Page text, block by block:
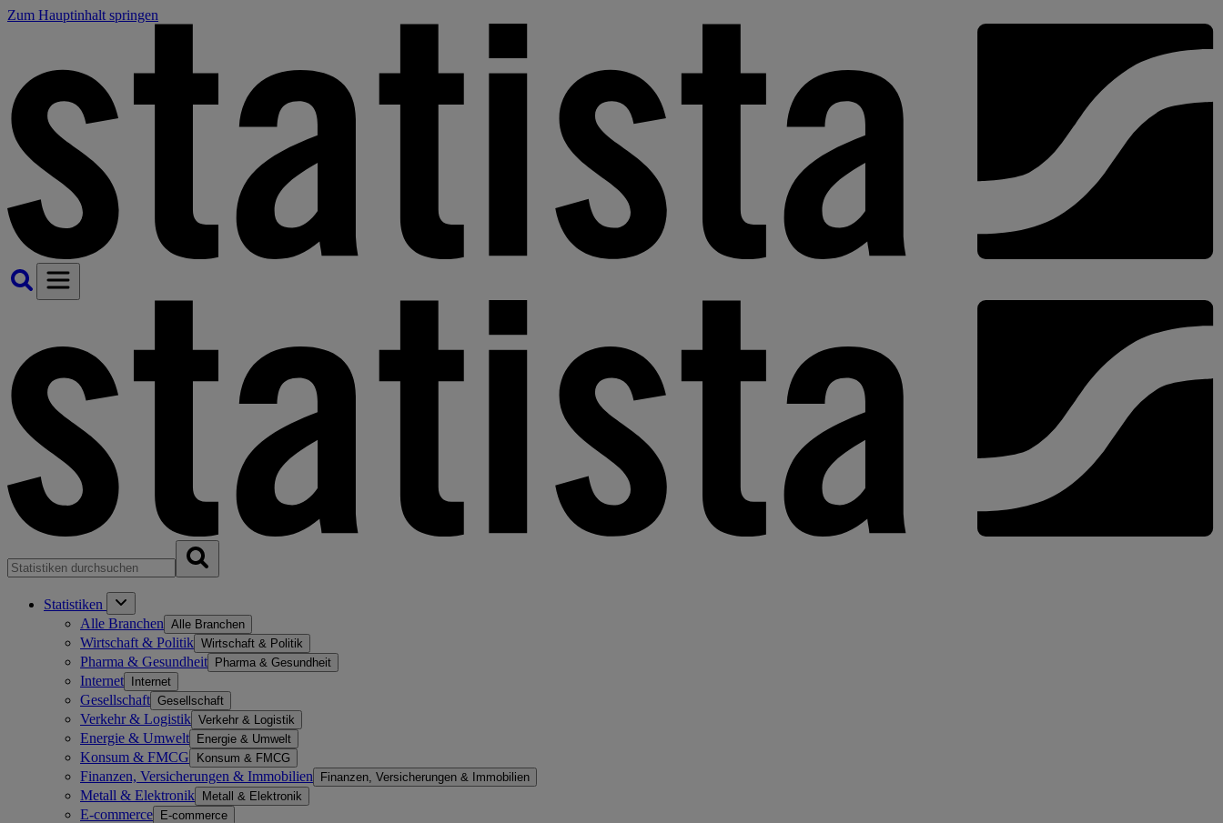
Zum Hauptinhalt springen
Statistiken
Alle Branchen Alle Branchen
Wirtschaft & Politik Wirtschaft & Politik
Pharma & Gesundheit Pharma & Gesundheit
Internet Internet
Gesellschaft Gesellschaft
Verkehr & Logistik Verkehr & Logistik
Energie & Umwelt Energie & Umwelt
Konsum & FMCG Konsum & FMCG
Finanzen, Versicherungen & Immobilien Finanzen, Versicherungen & Immobilien
Metall & Elektronik Metall & Elektronik
E-commerce E-commerce